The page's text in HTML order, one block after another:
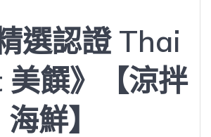
選認證 Thai
美饌》【涼拌
海鮮】